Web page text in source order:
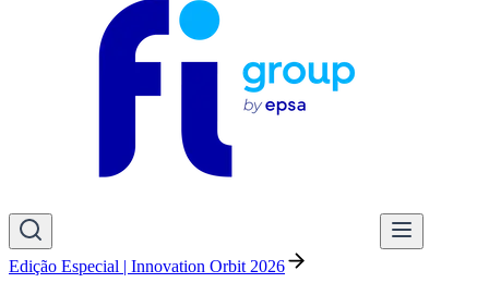
Edição Especial | Innovation Orbit 2026